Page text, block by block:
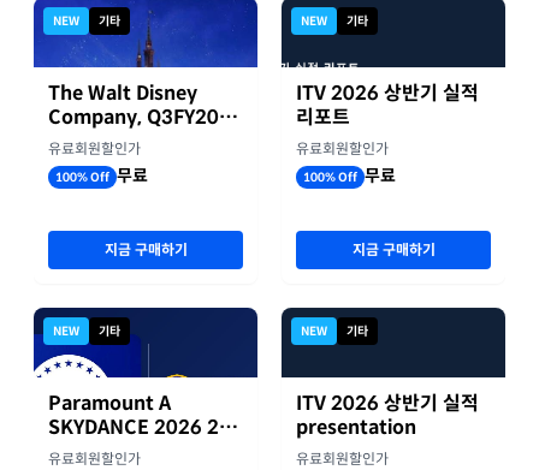
NEW 기타
The Walt Disney
Company, Q3FY2026
실적자료
유료회원할인가
100% Off 무료
지금 구매하기
NEW 기타
Paramount A
SKYDANCE 2026 2분
기 실적
유료회원할인가
NEW 기타
ITV 2026 상반기 실적
리포트
유료회원할인가
100% Off 무료
지금 구매하기
NEW 기타
ITV 2026 상반기 실적
presentation
유료회원할인가